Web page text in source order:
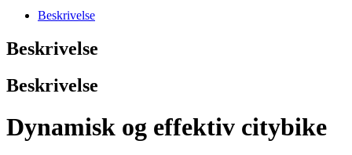
Beskrivelse
Beskrivelse
Beskrivelse
Dynamisk og effektiv citybike